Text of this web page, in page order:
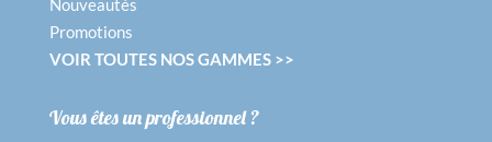
Nouveautés
Promotions
VOIR TOUTES NOS GAMMES >>
Vous êtes un professionnel ?